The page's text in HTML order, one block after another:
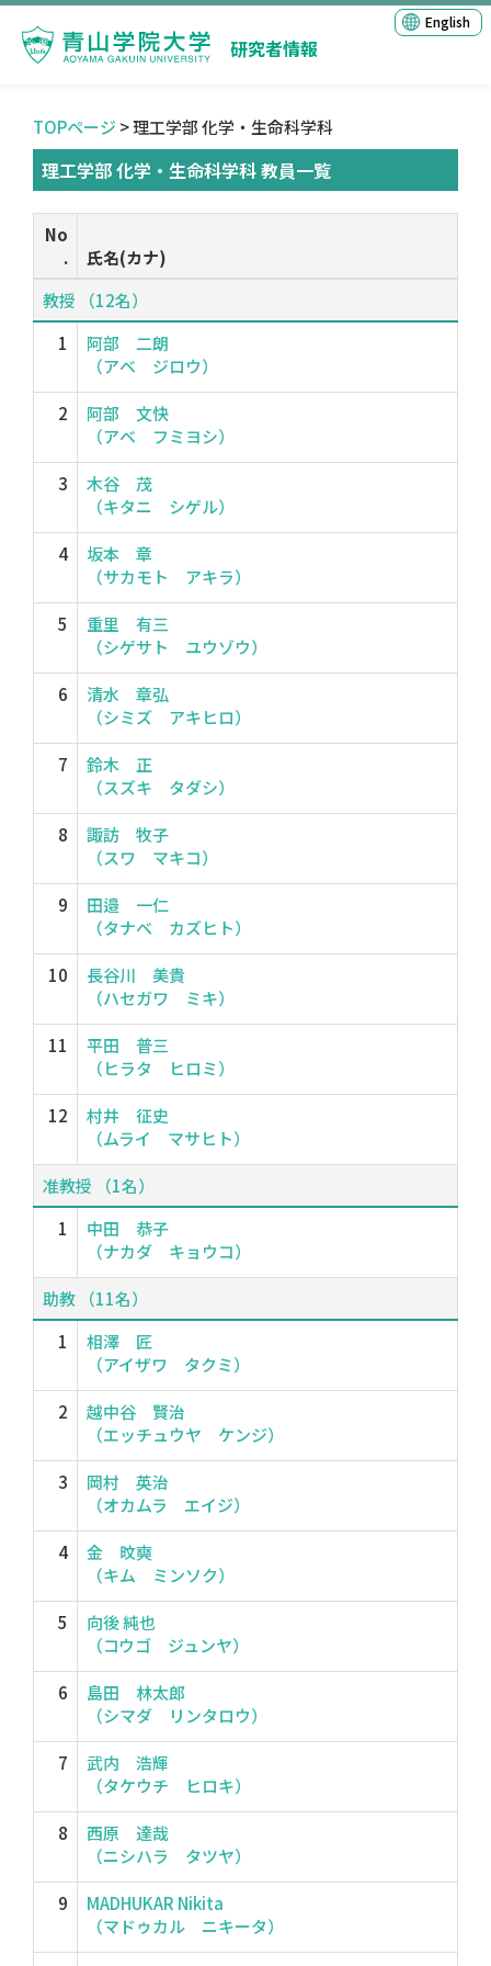
研究者情報
English
TOPページ > 理工学部 化学・生命科学科
理工学部 化学・生命科学科 教員一覧
No
.
氏名(カナ)
教授 （12名）
1
阿部 二朗
（アベ ジロウ）
2
阿部 文快
（アベ フミヨシ）
3
木谷 茂
（キタニ シゲル）
4
坂本 章
（サカモト アキラ）
5
重里 有三
（シゲサト ユウゾウ）
6
清水 章弘
（シミズ アキヒロ）
7
鈴木 正
（スズキ タダシ）
8
諏訪 牧子
（スワ マキコ）
9
田邉 一仁
（タナベ カズヒト）
10
長谷川 美貴
（ハセガワ ミキ）
11
平田 普三
（ヒラタ ヒロミ）
12
村井 征史
（ムライ マサヒト）
准教授 （1名）
1
中田 恭子
（ナカダ キョウコ）
助教 （11名）
1
相澤 匠
（アイザワ タクミ）
2
越中谷 賢治
（エッチュウヤ ケンジ）
3
岡村 英治
（オカムラ エイジ）
4
金 旼奭
（キム ミンソク）
5
向後 純也
（コウゴ ジュンヤ）
6
島田 林太郎
（シマダ リンタロウ）
7
武内 浩輝
（タケウチ ヒロキ）
8
西原 達哉
（ニシハラ タツヤ）
9
MADHUKAR Nikita
（マドゥカル ニキータ）